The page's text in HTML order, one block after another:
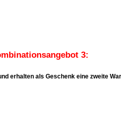
3:
erhalten als Geschenk eine zweite